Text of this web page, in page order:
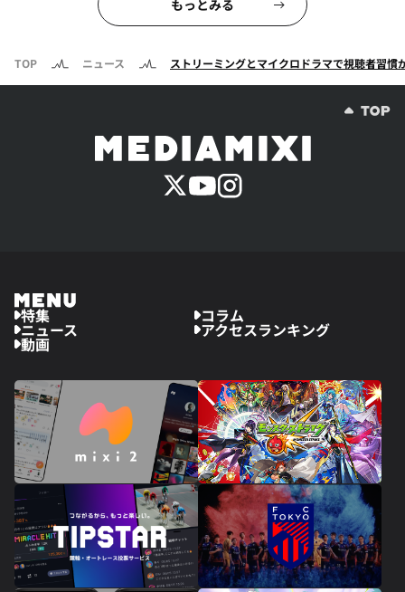
もっとみる
TOP ニュース ストリーミングとマイクロドラマで視聴者習
特集 コラム
ニュース アクセスランキング
動画